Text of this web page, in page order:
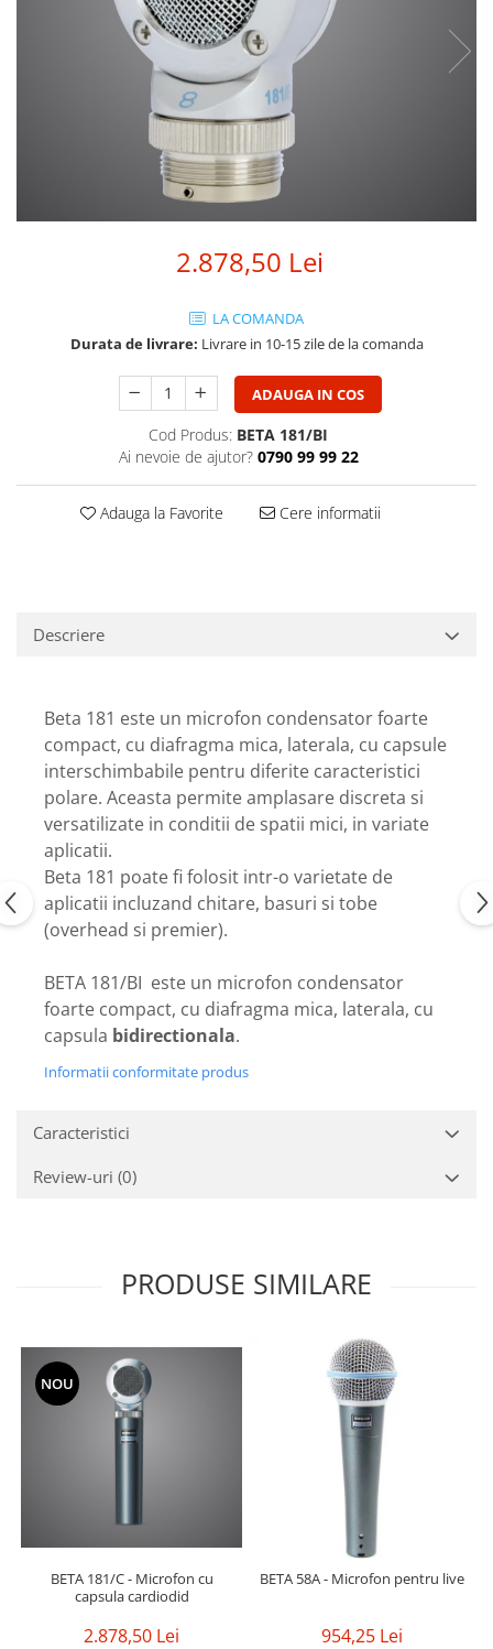
Accesorii Generale
Accesorii pt. Cabluri
Cabluri Audio cu Conectori
Conectori Audio
Interfete audio
Headset-uri si lavaliere
Microfoane cu fir pentru live
Microfoane de captura
Microfoane pentru instrumente
Microfoane USB - Podcast, Gaming
Seturi de microfoane
Sisteme wireless
Mixere
Mixere analogice
Mixere digitale
Mixere pentru DJ
Monitorizare In-Ear
Stative pentru Microfoane
Moving head-uri – Spot
Proiectoare Lumini
2.878,50 Lei
LA COMANDA
Durata de livrare: Livrare in 10-15 zile de la comanda
ADAUGA IN COS
Cod Produs: BETA 181/BI
Ai nevoie de ajutor? 0790 99 99 22
Adauga la Favorite Cere informatii
Descriere
Beta 181 este un microfon condensator foarte
compact, cu diafragma mica, laterala, cu capsule
interschimbabile pentru diferite caracteristici
polare. Aceasta permite amplasare discreta si
versatilizate in conditii de spatii mici, in variate
aplicatii.
Beta 181 poate fi folosit intr-o varietate de
aplicatii incluzand chitare, basuri si tobe
(overhead si premier).
BETA 181/BI este un microfon condensator
foarte compact, cu diafragma mica, laterala, cu
capsula bidirectionala.
Informatii conformitate produs
Caracteristici
Review-uri (0)
PRODUSE SIMILARE
NOU
BETA 181/C - Microfon cu
capsula cardiodid
2.878,50 Lei
BETA 58A - Microfon pentru live
954,25 Lei